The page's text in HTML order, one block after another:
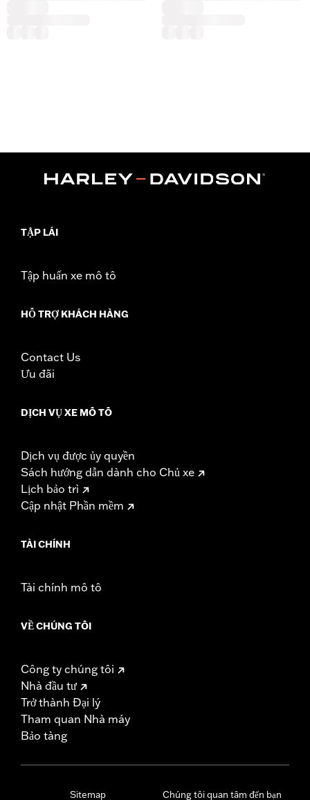
TẬP LÁI
Tập huấn xe mô tô
HỖ TRỢ KHÁCH HÀNG
Contact Us
Ưu đãi
DỊCH VỤ XE MÔ TÔ
Dịch vụ được ủy quyền
Sách hướng dẫn dành cho Chủ xe
Lịch bảo trì
Cập nhật Phần mềm
TÀI CHÍNH
Tài chính mô tô
VỀ CHÚNG TÔI
Công ty chúng tôi
Nhà đầu tư
Trở thành Đại lý
Tham quan Nhà máy
Bảo tàng
Sitemap Chúng tôi quan tâm đến bạn